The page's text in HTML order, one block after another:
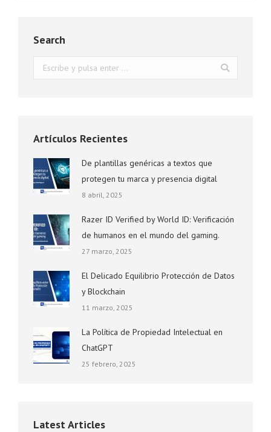
Search
Buscar:
Artículos Recientes
De plantillas genéricas a textos que
protegen tu marca y presencia digital
8 abril, 2025
Razer ID Verified by World ID: Verificación
de humanos en el mundo del gaming.
27 marzo, 2025
El Delicado Equilibrio Protección de Datos
y Blockchain
11 marzo, 2025
La Política de Propiedad Intelectual en
ChatGPT
25 febrero, 2025
Latest Articles